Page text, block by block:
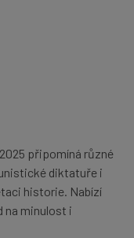
připomíná různé
diktatuře i
historie. Nabízí
na minulost i